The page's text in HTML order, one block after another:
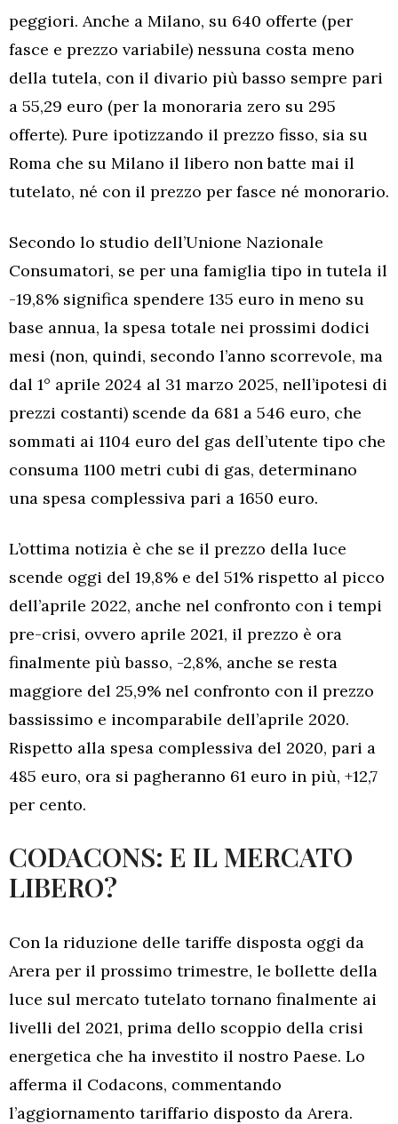
peggiori. Anche a Milano, su 640 offerte (per
fasce e prezzo variabile) nessuna costa meno
della tutela, con il divario più basso sempre pari
a 55,29 euro (per la monoraria zero su 295
offerte). Pure ipotizzando il prezzo fisso, sia su
Roma che su Milano il libero non batte mai il
tutelato, né con il prezzo per fasce né monorario.
Secondo lo studio dell’Unione Nazionale
Consumatori, se per una famiglia tipo in tutela il
-19,8% significa spendere 135 euro in meno su
base annua, la spesa totale nei prossimi dodici
mesi (non, quindi, secondo l’anno scorrevole, ma
dal 1° aprile 2024 al 31 marzo 2025, nell’ipotesi di
prezzi costanti) scende da 681 a 546 euro, che
sommati ai 1104 euro del gas dell’utente tipo che
consuma 1100 metri cubi di gas, determinano
una spesa complessiva pari a 1650 euro.
L’ottima notizia è che se il prezzo della luce
scende oggi del 19,8% e del 51% rispetto al picco
dell’aprile 2022, anche nel confronto con i tempi
pre-crisi, ovvero aprile 2021, il prezzo è ora
finalmente più basso, -2,8%, anche se resta
maggiore del 25,9% nel confronto con il prezzo
bassissimo e incomparabile dell’aprile 2020.
Rispetto alla spesa complessiva del 2020, pari a
485 euro, ora si pagheranno 61 euro in più, +12,7
per cento.
CODACONS: E IL MERCATO
LIBERO?
Con la riduzione delle tariffe disposta oggi da
Arera per il prossimo trimestre, le bollette della
luce sul mercato tutelato tornano finalmente ai
livelli del 2021, prima dello scoppio della crisi
energetica che ha investito il nostro Paese. Lo
afferma il Codacons, commentando
l’aggiornamento tariffario disposto da Arera.